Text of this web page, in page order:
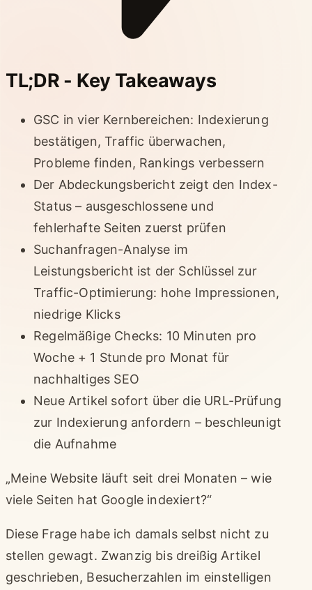
TL;DR - Key Takeaways
GSC in vier Kernbereichen: Indexierung
bestätigen, Traffic überwachen,
Probleme finden, Rankings verbessern
Der Abdeckungsbericht zeigt den Index-
Status – ausgeschlossene und
fehlerhafte Seiten zuerst prüfen
Suchanfragen-Analyse im
Leistungsbericht ist der Schlüssel zur
Traffic-Optimierung: hohe Impressionen,
niedrige Klicks
Regelmäßige Checks: 10 Minuten pro
Woche + 1 Stunde pro Monat für
nachhaltiges SEO
Neue Artikel sofort über die URL-Prüfung
zur Indexierung anfordern – beschleunigt
die Aufnahme
„Meine Website läuft seit drei Monaten – wie
viele Seiten hat Google indexiert?“
Diese Frage habe ich damals selbst nicht zu
stellen gewagt. Zwanzig bis dreißig Artikel
geschrieben, Besucherzahlen im einstelligen